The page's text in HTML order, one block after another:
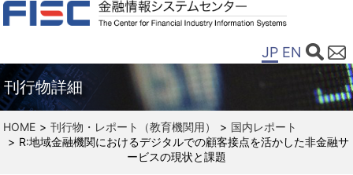
JP EN
刊行物詳細
HOME 刊行物・レポート（教育機関用）
国内レポート
R:地域金融機関におけるデジタルでの顧客接点を活かした非金融サ
ービスの現状と課題